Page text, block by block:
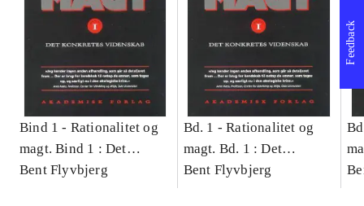
Bind 1 - Rationalitet og
magt. Bind 1 : Det
konkretes videnskab
Bent Flyvbjerg
Bd. 1 -Rationalitet og
magt. Bd. 1 : Det
konkretes videnskab
Bent Flyvbjerg
Feedback